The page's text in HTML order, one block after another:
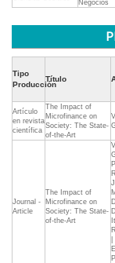
Negocios
Tipo
Producción
Título
Artículo
en revista
científica
The Impact of
Microfinance on
Society: The State-
of-the-Art
Journal -
Article
The Impact of
Microfinance on
Society: The State-
of-the-Art